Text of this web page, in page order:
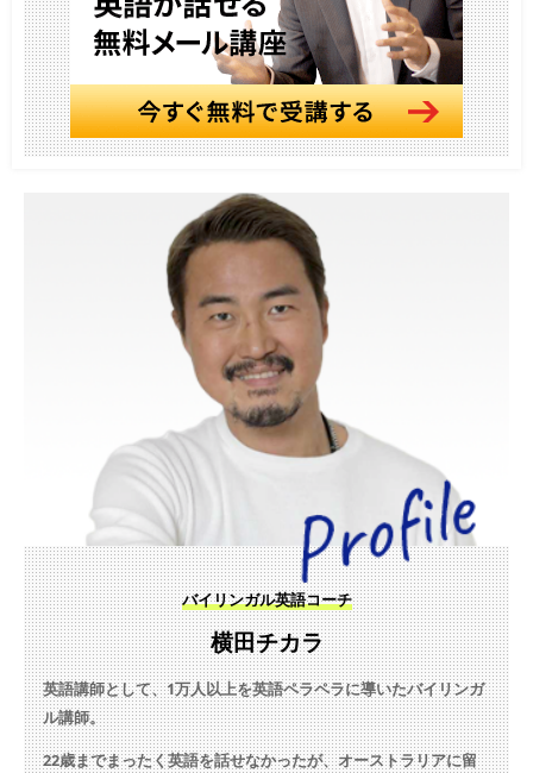
バイリンガル英語コーチ
横田チカラ
英語講師として、1万人以上を英語ペラペラに導いたバイリンガ
ル講師。
22歳までまったく英語を話せなかったが、オーストラリアに留